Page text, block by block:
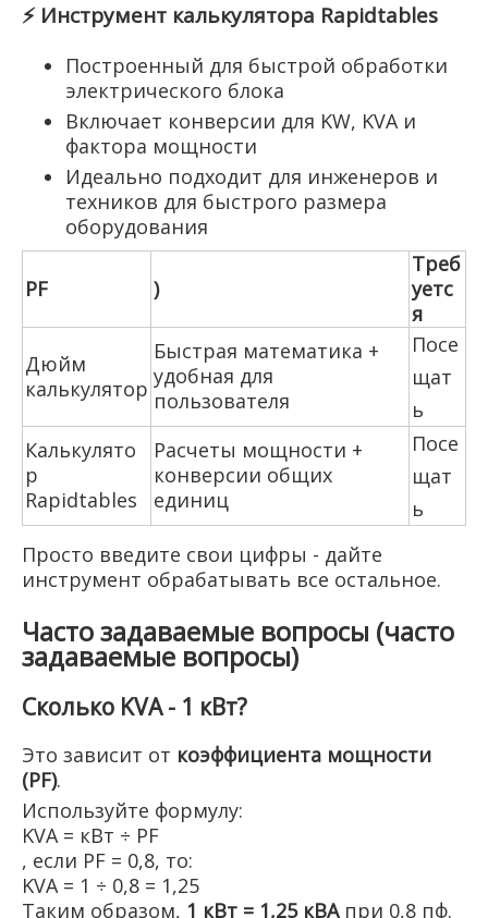
⚡ Инструмент калькулятора Rapidtables
Построенный для быстрой обработки
электрического блока
Включает конверсии для KW, KVA и
фактора мощности
Идеально подходит для инженеров и
техников для быстрого размера
оборудования
PF )
Треб
уетс
я
Дюйм
калькулятор
Быстрая математика +
удобная для
пользователя
Посе
щат
ь
Калькулято
р
Rapidtables
Расчеты мощности +
конверсии общих
единиц
Посе
щат
ь
Просто введите свои цифры - дайте
инструмент обрабатывать все остальное.
Часто задаваемые вопросы (часто
задаваемые вопросы)
Сколько KVA - 1 кВт?
Это зависит от коэффициента мощности
(PF).
Используйте формулу:
KVA = кВт ÷ PF
, если PF = 0,8, то:
KVA = 1 ÷ 0,8 = 1,25
Таким образом, 1 кВт = 1,25 кВА при 0,8 пф.